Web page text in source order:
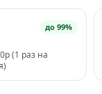
до 99%
(1 раз на